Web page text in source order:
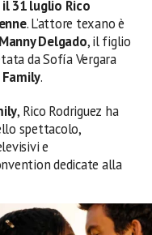
31 luglio Rico
. L’attore texano è
Manny Delgado, il figlio
da Sofía Vergara
.
, Rico Rodriguez ha
spettacolo,
e
dedicate alla